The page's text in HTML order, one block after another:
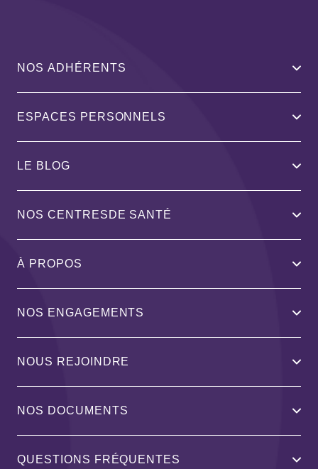
NOS ADHÉRENTS
ESPACES PERSONNELS
LE BLOG
NOS CENTRESDE SANTÉ
À PROPOS
NOS ENGAGEMENTS
NOUS REJOINDRE
NOS DOCUMENTS
QUESTIONS FRÉQUENTES